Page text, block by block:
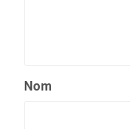
Nom